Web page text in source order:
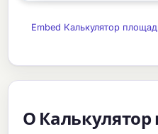
Embed Калькулятор
О